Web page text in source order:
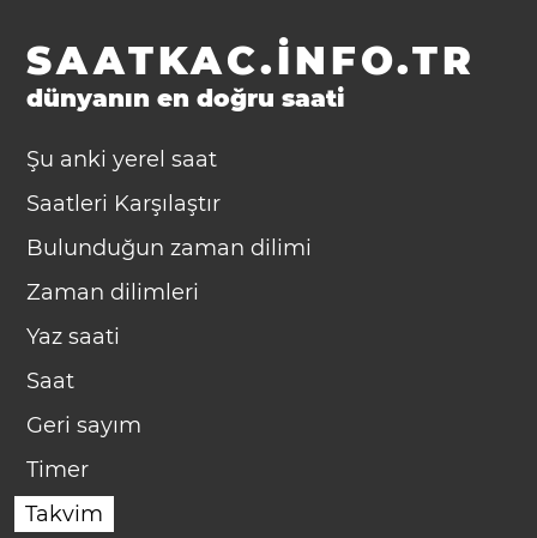
SAATKAC.INFO.TR
dünyanın en doğru saati
Şu anki yerel saat
Saatleri Karşılaştır
Bulunduğun zaman dilimi
Zaman dilimleri
Yaz saati
Saat
Geri sayım
Timer
Takvim